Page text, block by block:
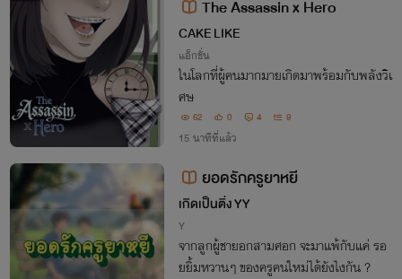
The Assassin x Hero
CAKE LIKE
แอ็กชั่น
ในโลกที่ผู้คนมากมายเกิดมาพร้อมกับพลังวิเ
ศษ
62 0 4 9
15 นาทีที่แล้ว
ยอดรักครูยาหยี
เกิดเป็นติ่ง YY
Y
จากลูกผู้ชายอกสามศอก จะมาแพ้กับแค่ รอ
ยยิ้มหวานๆ ของครูคนใหม่ได้ยังไงกัน ?